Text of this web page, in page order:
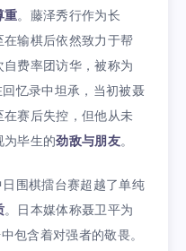
重。藤泽秀行作为长
输棋后依然致力于帮
费率团访华，被称为
忆录中坦承，当初被聂
赛后失控，但他从未
为毕生的劲敌与朋友。
围棋擂台赛超越了单纯
。日本媒体称聂卫平为
包含着对强者的敬畏。